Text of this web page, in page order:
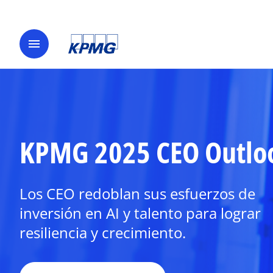
menu
KPMG 2025 CEO
Los CEO redoblan sus esfuerzos de
inversión en AI y talento para lograr
resiliencia y crecimiento.